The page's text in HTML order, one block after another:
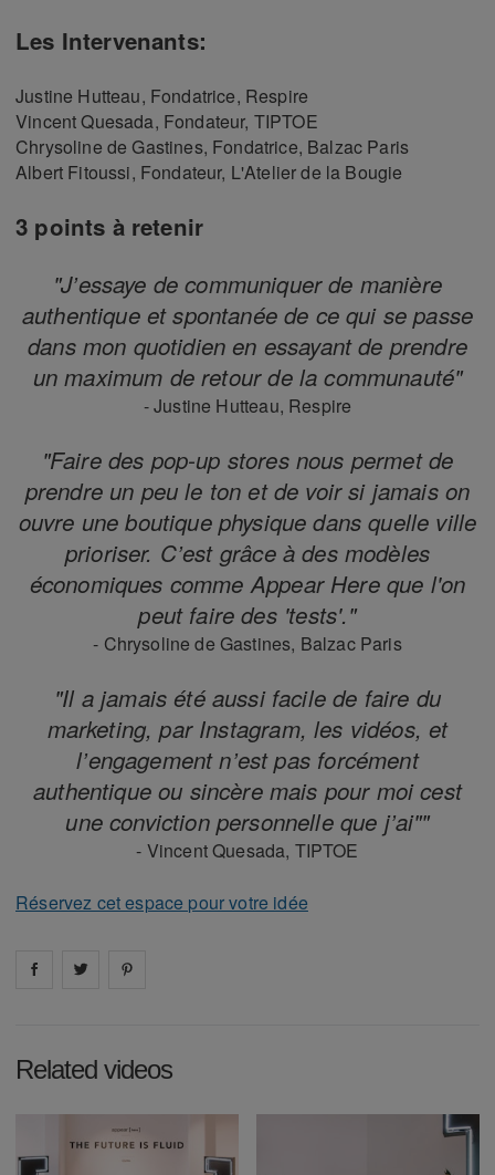
Les Intervenants:
Justine Hutteau, Fondatrice, Respire
Vincent Quesada, Fondateur, TIPTOE
Chrysoline de Gastines, Fondatrice, Balzac Paris
Albert Fitoussi, Fondateur, L'Atelier de la Bougie
3 points à retenir
"J’essaye de communiquer de manière
authentique et spontanée de ce qui se passe
dans mon quotidien en essayant de prendre
un maximum de retour de la communauté"
- Justine Hutteau, Respire
"Faire des pop-up stores nous permet de
prendre un peu le ton et de voir si jamais on
ouvre une boutique physique dans quelle ville
prioriser. C’est grâce à des modèles
économiques comme Appear Here que l'on
peut faire des 'tests'."
- Chrysoline de Gastines, Balzac Paris
"Il a jamais été aussi facile de faire du
marketing, par Instagram, les vidéos, et
l’engagement n’est pas forcément
authentique ou sincère mais pour moi cest
une conviction personnelle que j’ai""
- Vincent Quesada, TIPTOE
Réservez cet espace pour votre idée
Share on facebook
Share on
Related videos